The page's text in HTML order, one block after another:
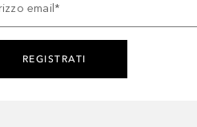
email *
REGISTRATI